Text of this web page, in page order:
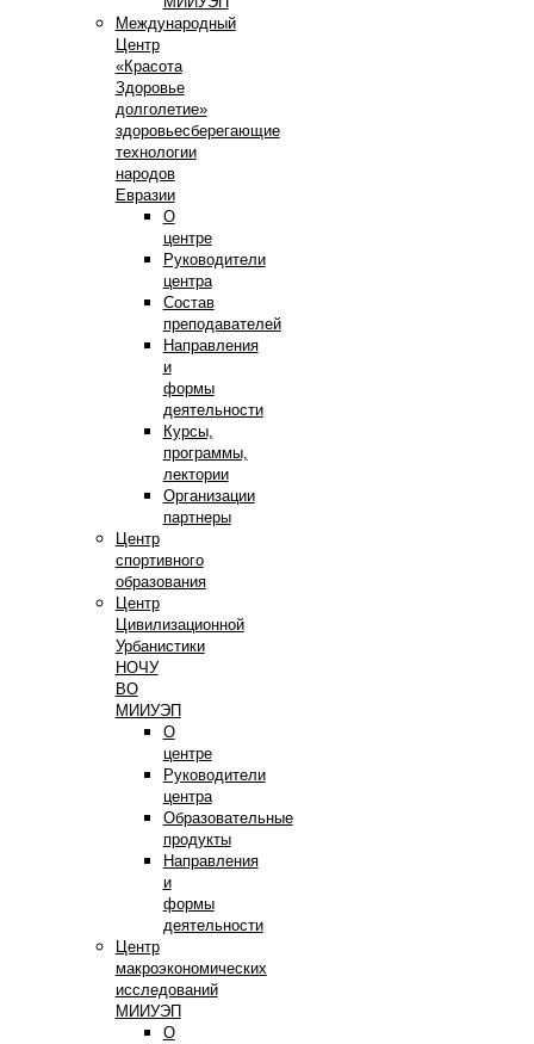
Международный
Центр
«Красота
Здоровье
долголетие»
здоровьесберегающие
технологии
народов
Евразии
О
центре
Руководители
центра
Состав
преподавателей
Направления
и
формы
деятельности
Курсы,
программы,
лектории
Организации
партнеры
Центр
спортивного
образования
Центр
Цивилизационной
Урбанистики
НОЧУ
ВО
МИИУЭП
О
центре
Руководители
центра
Образовательные
продукты
Направления
и
формы
деятельности
Центр
макроэкономических
исследований
МИИУЭП
О